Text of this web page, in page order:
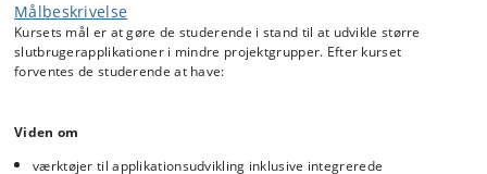
Målbeskrivelse
Kursets mål er at gøre de studerende i stand til at udvikle større
slutbrugerapplikationer i mindre projektgrupper. Efter kurset
forventes de studerende at have:
Viden om
værktøjer til applikationsudvikling inklusive integrerede